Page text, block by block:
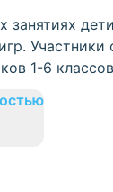
занятиях
1-6